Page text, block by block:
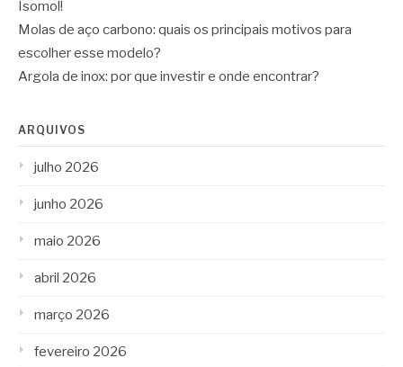
Isomol!
Molas de aço carbono: quais os principais motivos para
escolher esse modelo?
Argola de inox: por que investir e onde encontrar?
ARQUIVOS
julho 2026
junho 2026
maio 2026
abril 2026
março 2026
fevereiro 2026